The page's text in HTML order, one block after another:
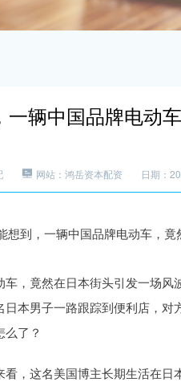
辆中国品牌电动
网站：鸿岳资本配资 日期：
，竟然在日本街头引发一场
本男子一路跟踪到便利店，
了？
，这名美国博主长期生活在